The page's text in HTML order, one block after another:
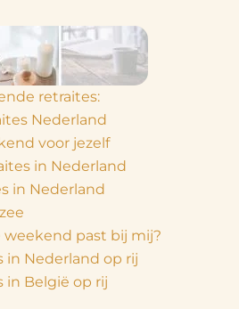
retraites:
Nederland
voor jezelf
in Nederland
in Nederland
weekend past bij mij?
in Nederland op rij
in België op rij